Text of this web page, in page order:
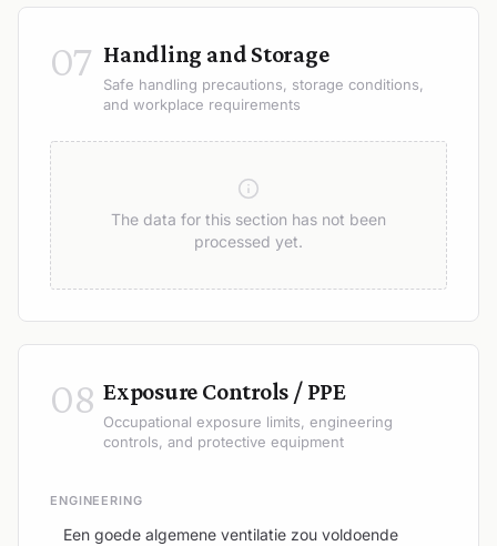
07 Handling and Storage
Safe handling precautions, storage conditions,
and workplace requirements
The data for this section has not been
processed yet.
08 Exposure Controls / PPE
Occupational exposure limits, engineering
controls, and protective equipment
ENGINEERING
Een goede algemene ventilatie zou voldoende